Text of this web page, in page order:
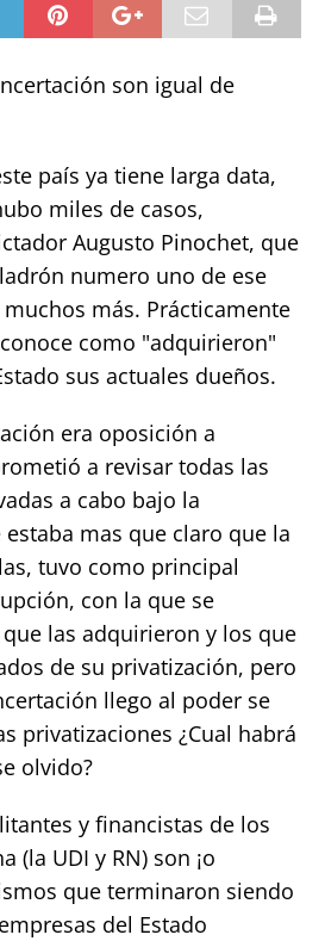
son igual de
país ya tiene larga data,
miles de casos,
Augusto Pinochet, que
numero uno de ese
más. Prácticamente
como "adquirieron"
sus actuales dueños.
era oposición a
a revisar todas las
a cabo bajo la
mas que claro que la
tuvo como principal
con la que se
las adquirieron y los que
de su privatización, pero
llego al poder se
privatizaciones ¿Cual habrá
olvido?
y financistas de los
(la UDI y RN) son ¡o
que terminaron siendo
del Estado